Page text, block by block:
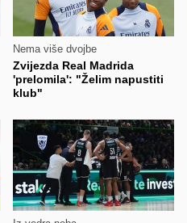
Nema više dvojbe
Zvijezda Real Madrida
'prelomila': "Želim napustiti
klub"